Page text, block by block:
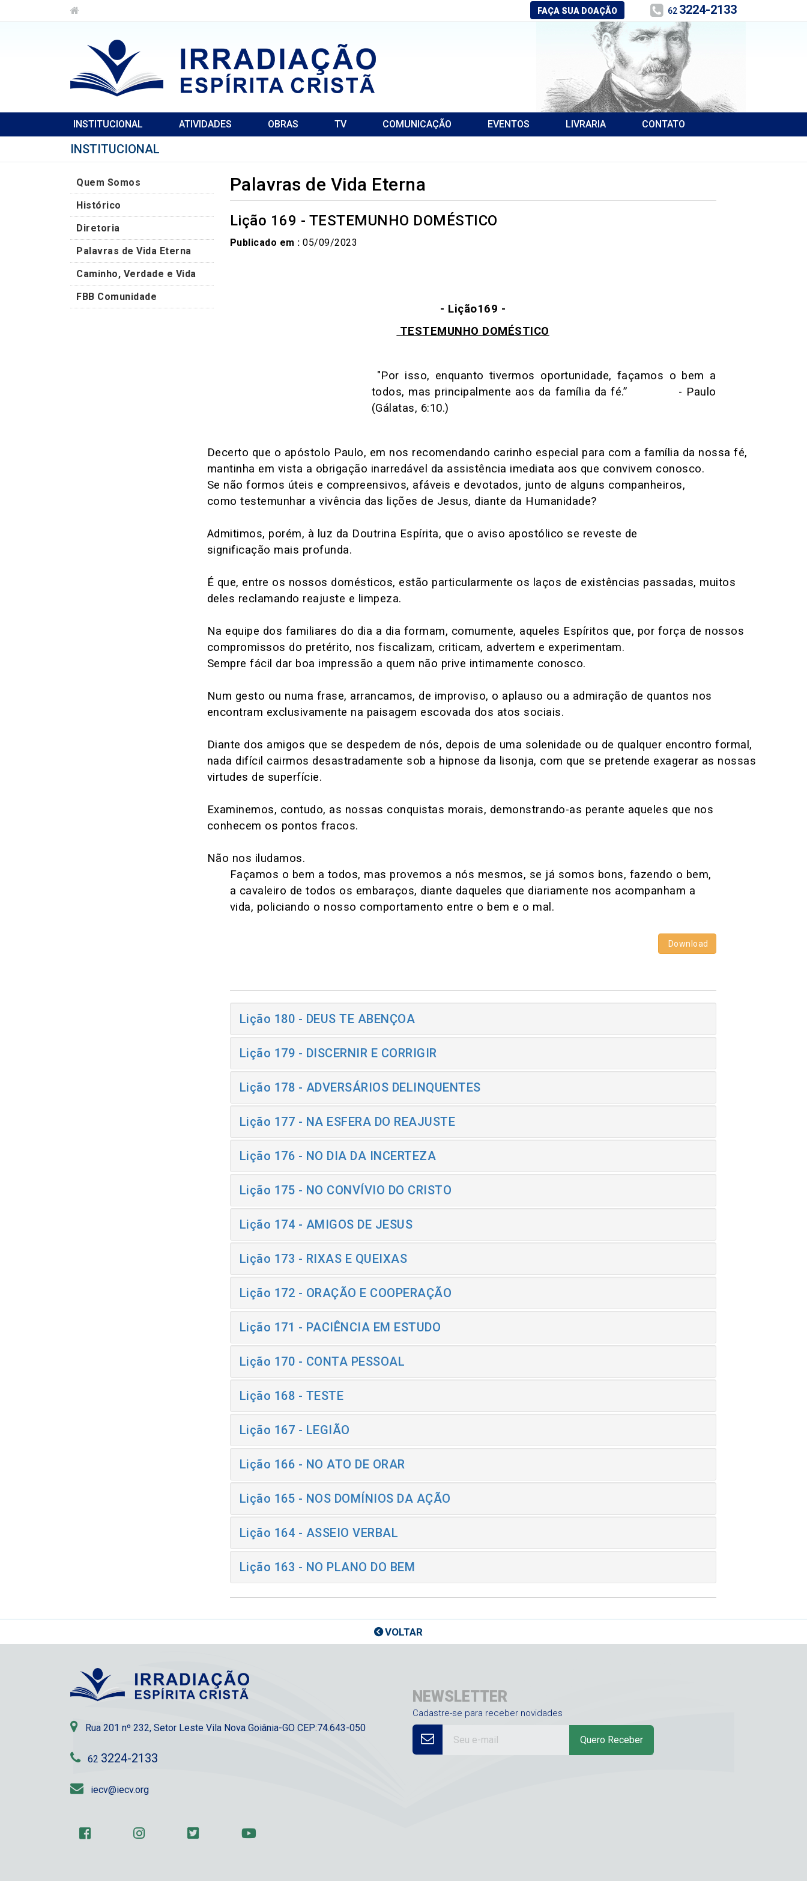
FAÇA SUA DOAÇÃO 62 3224-2133
INSTITUCIONAL ATIVIDADES OBRAS TV COMUNICAÇÃO EVENTOS LIVRARIA CONTATO
INSTITUCIONAL
Quem Somos
Histórico
Diretoria
Palavras de Vida Eterna
Caminho, Verdade e Vida
FBB Comunidade
Palavras de Vida Eterna
Lição 169 - TESTEMUNHO DOMÉSTICO
Publicado em : 05/09/2023
- Lição169 -
TESTEMUNHO DOMÉSTICO
"Por isso, enquanto tivermos oportunidade, façamos o bem a
todos, mas principalmente aos da família da fé.” - Paulo
(Gálatas, 6:10.)
Decerto que o apóstolo Paulo, em nos recomendando carinho especial para com a família da nossa fé,
mantinha em vista a obrigação inarredável da assistência imediata aos que convivem conosco.
Se não formos úteis e compreensivos, afáveis e devotados, junto de alguns companheiros,
como testemunhar a vivência das lições de Jesus, diante da Humanidade?
Admitimos, porém, à luz da Doutrina Espírita, que o aviso apostólico se reveste de
significação mais profunda.
É que, entre os nossos domésticos, estão particularmente os laços de existências passadas, muitos
deles reclamando reajuste e limpeza.
Na equipe dos familiares do dia a dia formam, comumente, aqueles Espíritos que, por força de nossos
compromissos do pretérito, nos fiscalizam, criticam, advertem e experimentam.
Sempre fácil dar boa impressão a quem não prive intimamente conosco.
Num gesto ou numa frase, arrancamos, de improviso, o aplauso ou a admiração de quantos nos
encontram exclusivamente na paisagem escovada dos atos sociais.
Diante dos amigos que se despedem de nós, depois de uma solenidade ou de qualquer encontro formal,
nada difícil cairmos desastradamente sob a hipnose da lisonja, com que se pretende exagerar as nossas
virtudes de superfície.
Examinemos, contudo, as nossas conquistas morais, demonstrando-as perante aqueles que nos
conhecem os pontos fracos.
Não nos iludamos.
Façamos o bem a todos, mas provemos a nós mesmos, se já somos bons, fazendo o bem,
a cavaleiro de todos os embaraços, diante daqueles que diariamente nos acompanham a
vida, policiando o nosso comportamento entre o bem e o mal.
Download
Lição 180 - DEUS TE ABENÇOA
Lição 179 - DISCERNIR E CORRIGIR
Lição 178 - ADVERSÁRIOS DELINQUENTES
Lição 177 - NA ESFERA DO REAJUSTE
Lição 176 - NO DIA DA INCERTEZA
Lição 175 - NO CONVÍVIO DO CRISTO
Lição 174 - AMIGOS DE JESUS
Lição 173 - RIXAS E QUEIXAS
Lição 172 - ORAÇÃO E COOPERAÇÃO
Lição 171 - PACIÊNCIA EM ESTUDO
Lição 170 - CONTA PESSOAL
Lição 168 - TESTE
Lição 167 - LEGIÃO
Lição 166 - NO ATO DE ORAR
Lição 165 - NOS DOMÍNIOS DA AÇÃO
Lição 164 - ASSEIO VERBAL
Lição 163 - NO PLANO DO BEM
VOLTAR
Rua 201 nº 232, Setor Leste Vila Nova Goiânia-GO CEP:74.643-050
62 3224-2133
iecv@iecv.org
NEWSLETTER
Cadastre-se para receber novidades